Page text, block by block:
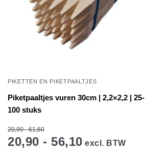
PIKETTEN EN PIKETPAALTJES
Piketpaaltjes vuren 30cm | 2,2×2,2 | 25-
100 stuks
20,90 - 61,60
20,90 - 56,10 excl. BTW